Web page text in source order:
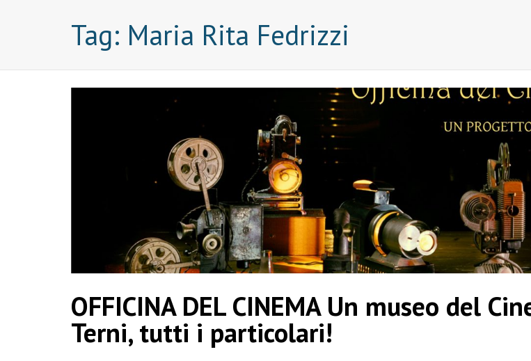
Tag: Maria Rita Fedrizzi
OFFICINA DEL CINEMA Un museo del
Terni, tutti i particolari!